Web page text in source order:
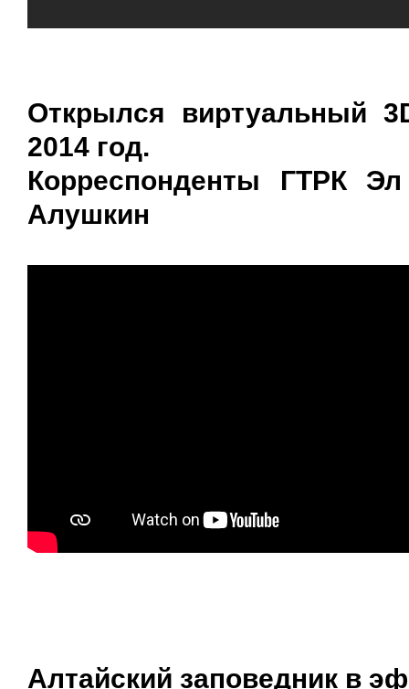
Открылся виртуальный
2014 год.
Корреспонденты ГТРК
Алушкин
Алтайский заповедник в